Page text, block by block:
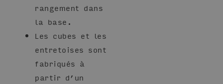
rangement dans
la base.
Les cubes et les
entretoises sont
fabriqués à
partir d’un